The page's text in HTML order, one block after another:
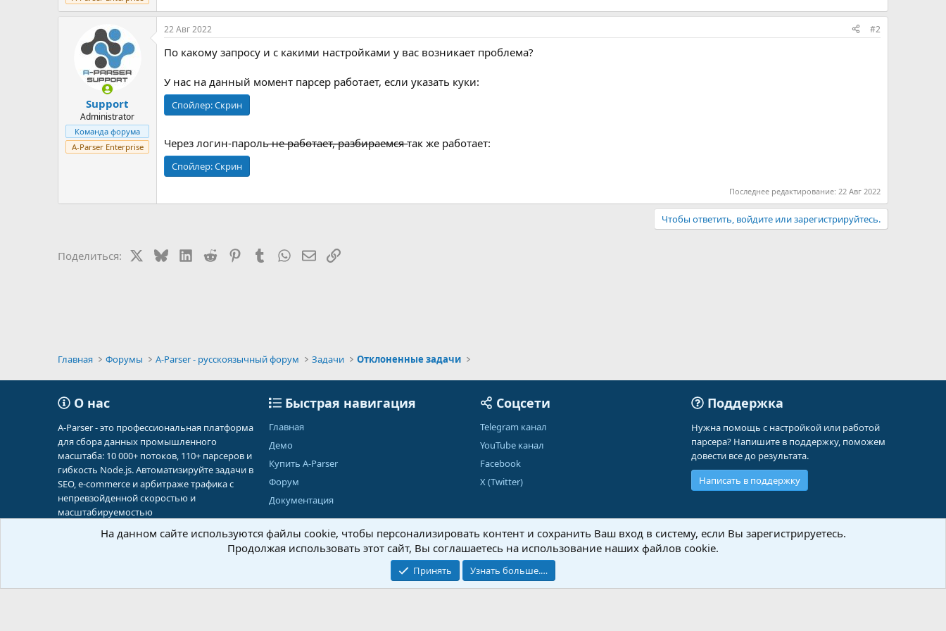
Support
Administrator
Команда форума
A-Parser Enterprise
22 Авг 2022 #2
По какому запросу и с какими настройками у вас возникает проблема?
У нас на данный момент парсер работает, если указать куки:
Спойлер:Скрин
Через логин-пароль ̶н̶е̶ ̶р̶а̶б̶о̶т̶а̶е̶т̶,̶ ̶р̶а̶з̶б̶и̶р̶а̶е̶м̶с̶я̶ так же работает:
Спойлер:Скрин
Последнее редактирование: 22 Авг 2022
Чтобы ответить, войдите или зарегистрируйтесь.
Поделиться: BlueskyLinkedIn
Reddit PinterestTumblrWhatsAppЭлектронная почта
Ссылка
Главная Форумы A-Parser - русскоязычный форум Задачи Отклоненные задачи
О нас
A-Parser - это профессиональная платформа
для сбора данных промышленного
масштаба: 10 000+ потоков, 110+ парсеров и
гибкость Node.js. Автоматизируйте задачи в
SEO, e-commerce и арбитраже трафика с
непревзойденной скоростью и
масштабируемостью
Быстрая навигация
Главная
Демо
Купить A-Parser
Форум
Документация
Соцсети
Telegram канал
YouTube канал
Facebook
X (Twitter)
Поддержка
Нужна помощь с настройкой или работой
парсера? Напишите в поддержку, поможем
довести все до результата.
Написать в поддержку
Обратная связь Условия и правила Политика конфиденциальности
Community platform by XenForo® © 2010-2026 XenForo Ltd.
На данном сайте используются файлы cookie, чтобы персонализировать контент и сохранить Ваш вход в систему, если Вы зарегистрируетесь.
Продолжая использовать этот сайт, Вы соглашаетесь на использование наших файлов cookie.
Принять Узнать больше.…